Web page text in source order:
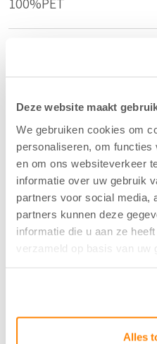
Deze website maakt
We gebruiken cookies om
personaliseren, om
en om ons websiteverkeer
informatie over uw gebruik
partners voor social media,
partners kunnen deze
informatie die u aan ze
verzameld op basis van uw
Alles
100%PET
Breedte/hoogte
295 cm
Aantal flesjes per m2